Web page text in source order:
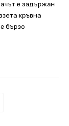
е задържан
кръвна
бързо